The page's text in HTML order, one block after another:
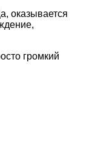
оказывается
громкий